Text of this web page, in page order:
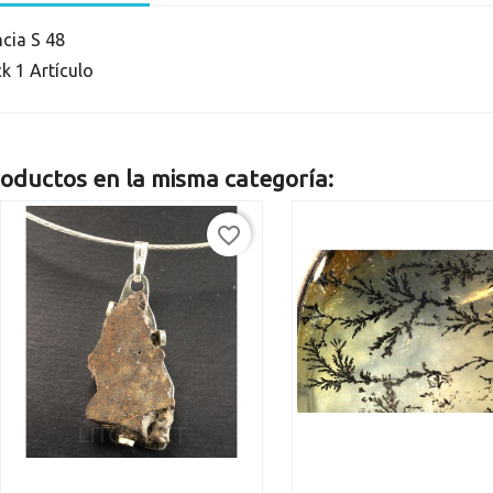
S 48
1 Artículo
en la misma categoría:
favorite_border